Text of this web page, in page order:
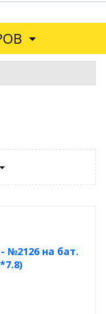
№2126 на бат.